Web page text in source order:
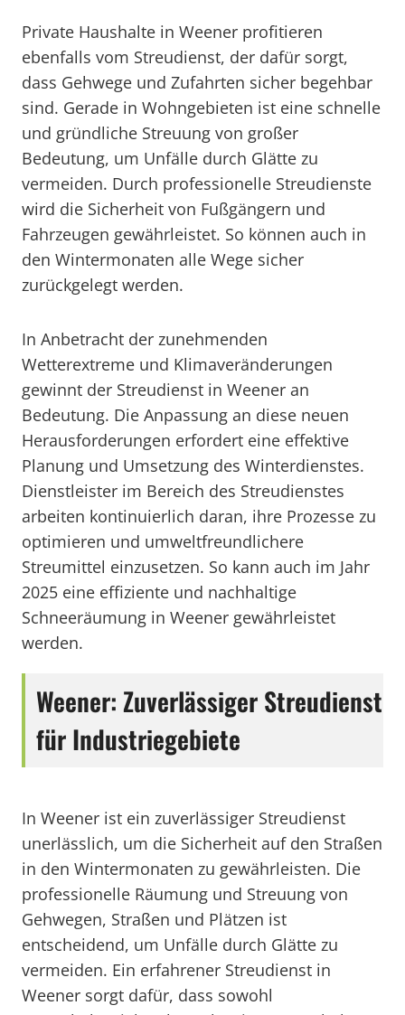
Private Haushalte in Weener profitieren
ebenfalls vom Streudienst, der dafür sorgt,
dass Gehwege und Zufahrten sicher begehbar
sind. Gerade in Wohngebieten ist eine schnelle
und gründliche Streuung von großer
Bedeutung, um Unfälle durch Glätte zu
vermeiden. Durch professionelle Streudienste
wird die Sicherheit von Fußgängern und
Fahrzeugen gewährleistet. So können auch in
den Wintermonaten alle Wege sicher
zurückgelegt werden.
In Anbetracht der zunehmenden
Wetterextreme und Klimaveränderungen
gewinnt der Streudienst in Weener an
Bedeutung. Die Anpassung an diese neuen
Herausforderungen erfordert eine effektive
Planung und Umsetzung des Winterdienstes.
Dienstleister im Bereich des Streudienstes
arbeiten kontinuierlich daran, ihre Prozesse zu
optimieren und umweltfreundlichere
Streumittel einzusetzen. So kann auch im Jahr
2025 eine effiziente und nachhaltige
Schneeräumung in Weener gewährleistet
werden.
Weener: Zuverlässiger Streudienst
für Industriegebiete
In Weener ist ein zuverlässiger Streudienst
unerlässlich, um die Sicherheit auf den Straßen
in den Wintermonaten zu gewährleisten. Die
professionelle Räumung und Streuung von
Gehwegen, Straßen und Plätzen ist
entscheidend, um Unfälle durch Glätte zu
vermeiden. Ein erfahrener Streudienst in
Weener sorgt dafür, dass sowohl